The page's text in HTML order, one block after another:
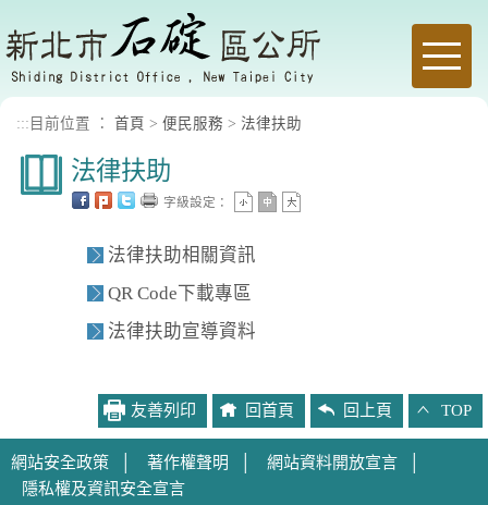
Toggle
::: 目前位置 ： 首頁 > 便民服務 > 法律扶助
法律扶助
字級設定：
法律扶助相關資訊
QR Code下載專區
法律扶助宣導資料
友善列印 回首頁 回上頁 TOP
網站安全政策 著作權聲明 網站資料開放宣言
隱私權及資訊安全宣言